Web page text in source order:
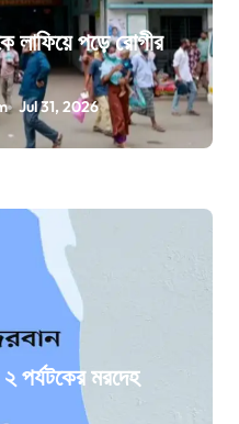
লাফিয়ে পড়ে রোগীর
Jul 31, 2026
২ পর্যটকের মরদেহ